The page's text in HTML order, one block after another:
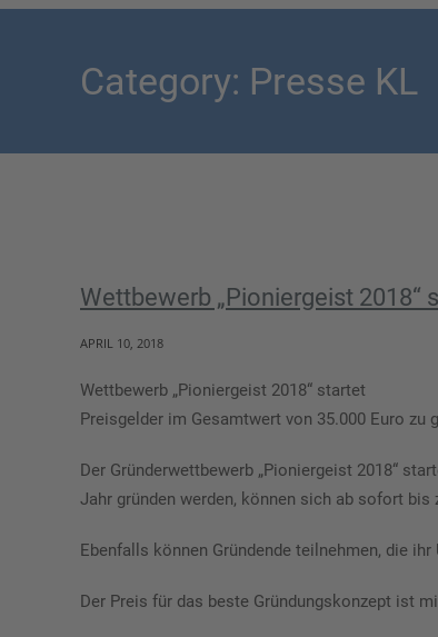
Category: Presse KL
Wettbewerb „Pioniergeist 2018“
APRIL 10, 2018
Wettbewerb „Pioniergeist 2018“ startet
Preisgelder im Gesamtwert von 35.000 Euro zu
Der Gründerwettbewerb „Pioniergeist 2018“
Jahr gründen werden, können sich ab sofort bis
Ebenfalls können Gründende teilnehmen, die
Der Preis für das beste Gründungskonzept ist